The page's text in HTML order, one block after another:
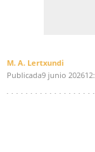
M. A. Lertxundi
Publicada9 junio 2026